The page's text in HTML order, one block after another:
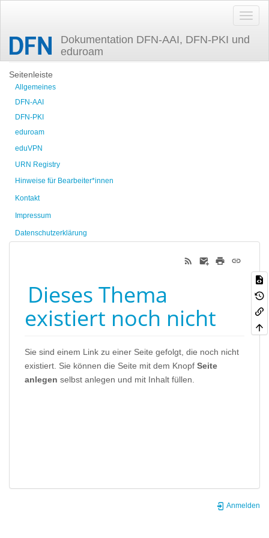
Dokumentation DFN-AAI, DFN-PKI und
eduroam
Zuletzt angesehen
Seitenleiste
Allgemeines
DFN-AAI
DFN-PKI
eduroam
eduVPN
URN Registry
Hinweise für Bearbeiter*innen
Kontakt
Impressum
Datenschutzerklärung
Dieses Thema
existiert noch nicht
Sie sind einem Link zu einer Seite gefolgt, die noch nicht
existiert. Sie können die Seite mit dem Knopf Seite
anlegen selbst anlegen und mit Inhalt füllen.
Anmelden